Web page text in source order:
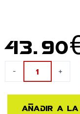
43.90
-
Regreso
+
Añadir a la